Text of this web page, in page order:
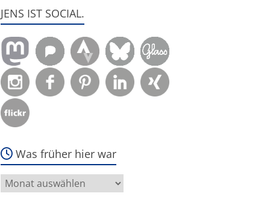
JENS IST SOCIAL.
Was früher hier war
Was
früher